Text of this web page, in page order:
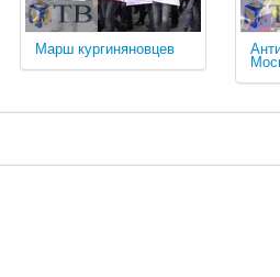
Марш кургиняновцев